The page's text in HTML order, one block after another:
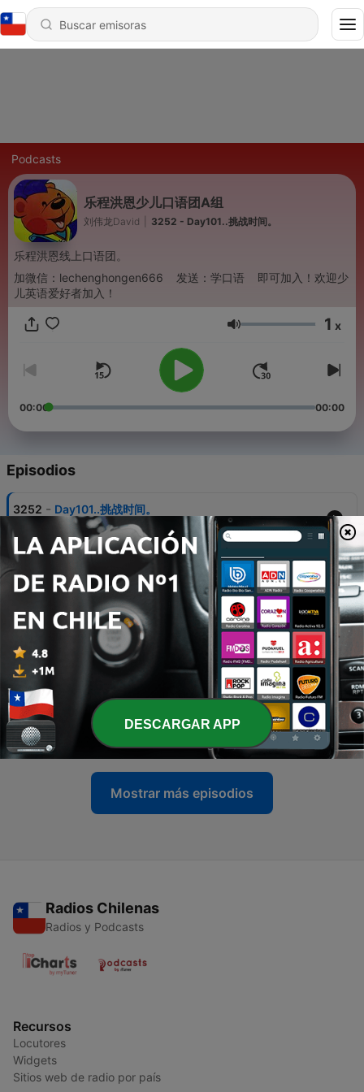
Podcasts
乐程洪恩少儿口语团A组
刘伟龙David 3252 - Day101..挑战时间。
乐程洪恩线上口语团。
加微信：lechenghongen666 发送：学口语 即可加入！欢迎少
儿英语爱好者加入！
Volumen 1 x
00:00 00:00
Episodios
3252 - Day101..挑战时间。
3251 Day93..Makeyourselfathome.
04 oct. 2016
3250 Day178.It's time to pig out.
14 feb. 2017
3249 - Day157.Can I invite my friends to myparty_
3248 - Day241.一周挑战
14 mayo 2017
Mostrar más episodios
Radios Chilenas
Radios y Podcasts
Recursos
Locutores
Widgets
Sitios web de radio por país
DESCARGAR APP